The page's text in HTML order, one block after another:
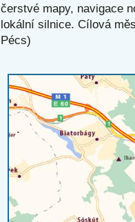
čerstvé mapy, navigace
lokální silnice. Cílová
Pécs)